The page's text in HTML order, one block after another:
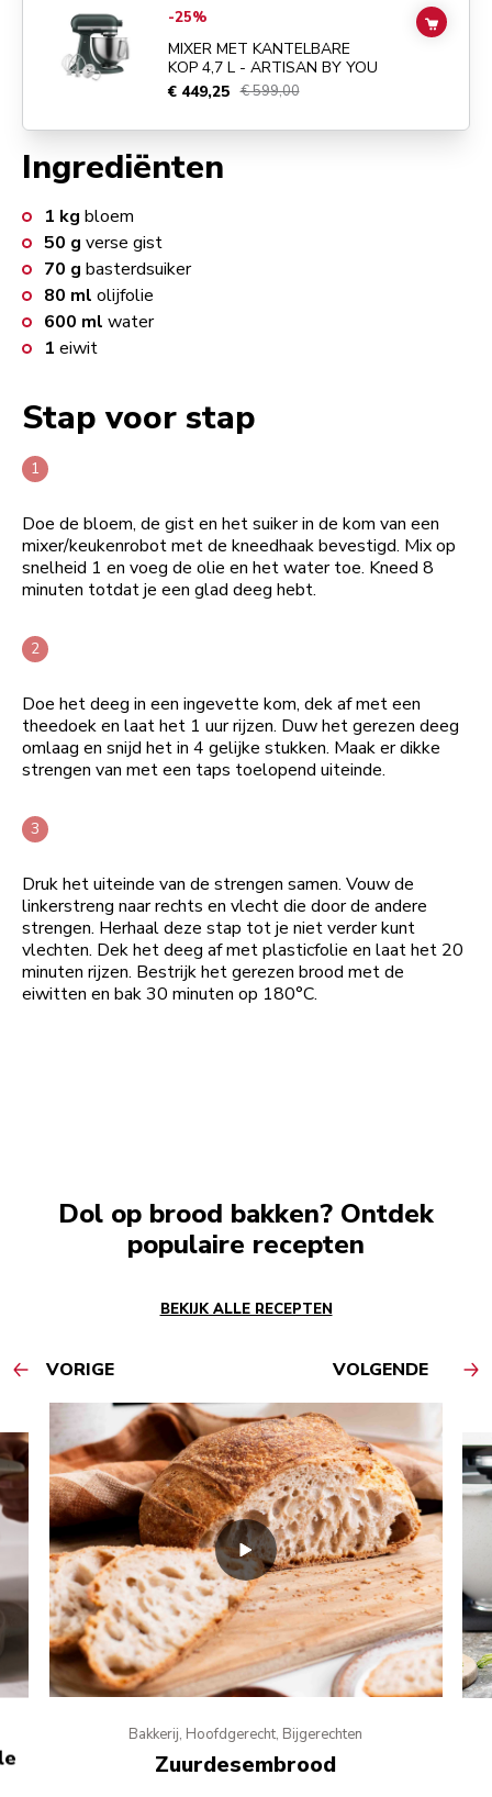
Ingrediënten
1 kg bloem
50 g verse gist
70 g basterdsuiker
80 ml olijfolie
600 ml water
1 eiwit
Stap voor stap
Doe de bloem, de gist en het suiker in de kom van een
mixer/keukenrobot met de kneedhaak bevestigd. Mix op
snelheid 1 en voeg de olie en het water toe. Kneed 8
minuten totdat je een glad deeg hebt.
Doe het deeg in een ingevette kom, dek af met een
theedoek en laat het 1 uur rijzen. Duw het gerezen deeg
omlaag en snijd het in 4 gelijke stukken. Maak er dikke
strengen van met een taps toelopend uiteinde.
Druk het uiteinde van de strengen samen. Vouw de
linkerstreng naar rechts en vlecht die door de andere
strengen. Herhaal deze stap tot je niet verder kunt
vlechten. Dek het deeg af met plasticfolie en laat het 20
minuten rijzen. Bestrijk het gerezen brood met de
eiwitten en bak 30 minuten op 180°C.
Go toMIXER MET KANTELBARE KOP 4,7 L - ARTISAN BY YOU
-25%
MIXER MET KANTELBARE
KOP 4,7 L - ARTISAN BY YOU
€ 449,25 € 599,00
ADD
Dol op brood bakken? Ontdek
populaire recepten
BEKIJK ALLE RECEPTEN
VORIGE VOLGENDE
Bakkerij, Hoofdgerecht, Bijgerechten
Zuurdesembrood